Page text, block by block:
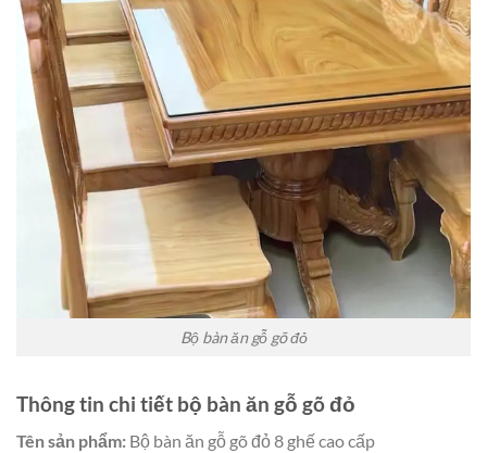
Bộ bàn ăn gỗ gõ đỏ
Thông tin chi tiết bộ bàn ăn gỗ gõ đỏ
Tên sản phẩm: Bộ bàn ăn gỗ gõ đỏ 8 ghế cao cấp